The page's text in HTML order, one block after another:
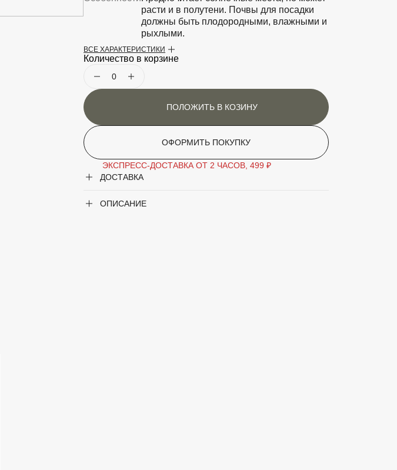
расти и в полутени. Почвы для посадки
должны быть плодородными, влажными и
рыхлыми.
Крупногабаритный товар
Сорт 'Pendula'
Форма Небольшое дерево
ВСЕ ХАРАКТЕРИСТИКИ
Количество в корзине
ПОЛОЖИТЬ В КОЗИНУ
ОФОРМИТЬ ПОКУПКУ
ЭКСПРЕСС-ДОСТАВКА ОТ 2 ЧАСОВ, 499 ₽
ДОСТАВКА
ОПИСАНИЕ